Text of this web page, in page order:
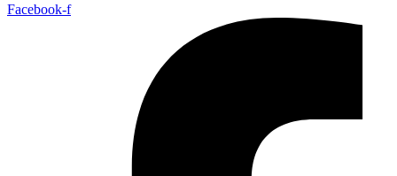
Facebook-f